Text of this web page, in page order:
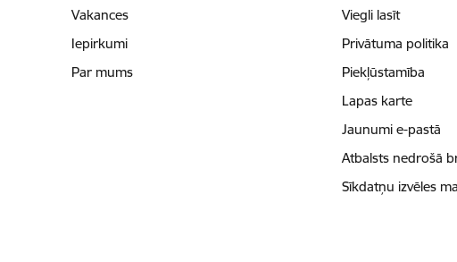
Vakances
Iepirkumi
Par mums
Viegli lasīt
Privātuma politika
Piekļūstamība
Lapas karte
Jaunumi e-pastā
Atbalsts nedrošā
Sīkdatņu izvēles